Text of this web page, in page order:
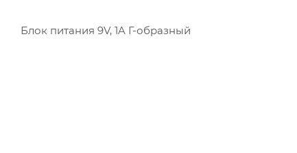
Блок питания 9V, 1A Г-образный